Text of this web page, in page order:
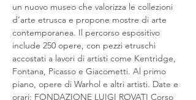
un nuovo museo che valorizza le collezioni
d’arte etrusca e propone mostre di arte
contemporanea. Il percorso espositivo
include 250 opere, con pezzi etruschi
accostati a lavori di artisti come Kentridge,
Fontana, Picasso e Giacometti. Al primo
piano, opere di Warhol e altri artisti. Date e
orari: FONDAZIONE LUIGI ROVATI Corso